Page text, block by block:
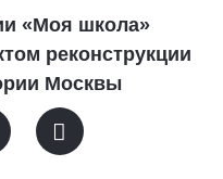
«Моя школа»
реконструкции
Москвы